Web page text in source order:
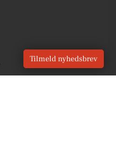
Tilmeld nyhedsbrev